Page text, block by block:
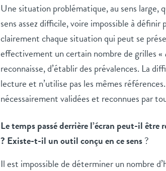
Une situation problématique, au sens large,
sens assez difficile, voire impossible à
clairement chaque situation qui peut se
effectivement un certain nombre de grilles «
reconnaisse, d’établir des prévalences. La
lecture et n’utilise pas les mêmes
nécessairement validées et reconnues par
Le temps passé derrière l’écran peut-il
? Existe-t-il un outil conçu en ce sens?
Il est impossible de déterminer un nombre